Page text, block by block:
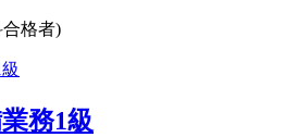
格者)
務1級